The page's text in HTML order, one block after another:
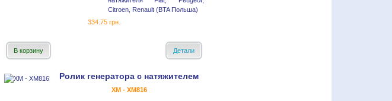
Citroen, Renault (BTA Польша)
334.75 грн.
В корзину Детали
Ролик генератора с натяжителем
XM - XM816